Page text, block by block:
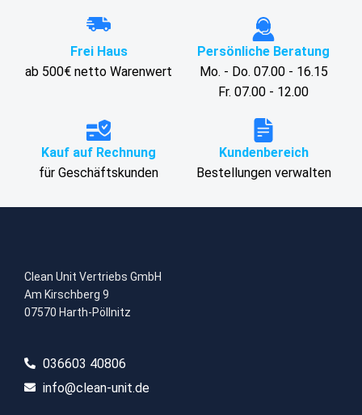
Frei Haus
ab 500€ netto Warenwert
Persönliche Beratung
Mo. - Do. 07.00 - 16.15
Fr. 07.00 - 12.00
Kauf auf Rechnung
für Geschäftskunden
Kundenbereich
Bestellungen verwalten
Clean Unit Vertriebs GmbH
Am Kirschberg 9
07570 Harth-Pöllnitz
036603 40806​
info@clean-unit.de